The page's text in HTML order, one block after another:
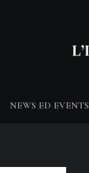
NEWS ED EVENTS